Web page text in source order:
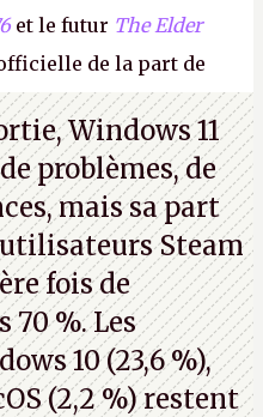
et le futur The Elder
de la part de
des employés confirme
A.
Windows 11
problèmes, de
mais sa part
Steam
fois de
70 %. Les
10 (23,6 %),
(2,2 %) restent